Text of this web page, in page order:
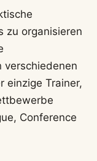
zu organisieren
verschiedenen
einzige Trainer,
Conference